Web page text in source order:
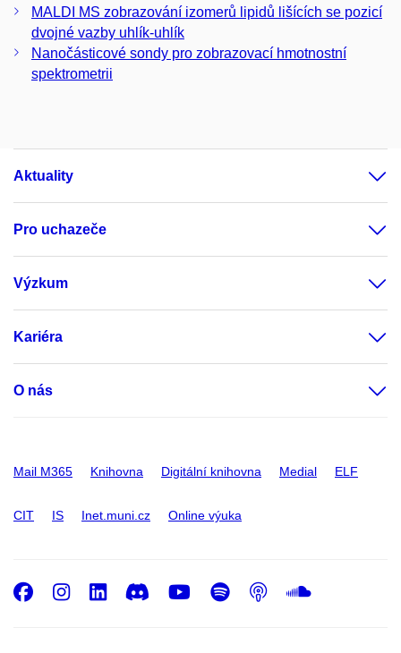
MALDI MS zobrazování izomerů lipidů lišících se pozicí
dvojné vazby uhlík-uhlík
Nanočásticové sondy pro zobrazovací hmotnostní
spektrometrii
Aktuality
Pro uchazeče
Výzkum
Kariéra
O nás
Mail M365 Knihovna Digitální knihovna Medial ELF
CIT IS Inet.muni.cz Online výuka
Facebook
Instagram
LinkedIn
DiscordYoutube
Spotify
Podcast